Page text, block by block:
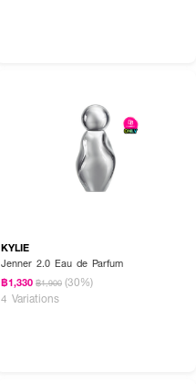
KYLIE
Jenner 2.0 Eau de Parfum
฿1,330 ฿1,900 (30%)
4 Variations